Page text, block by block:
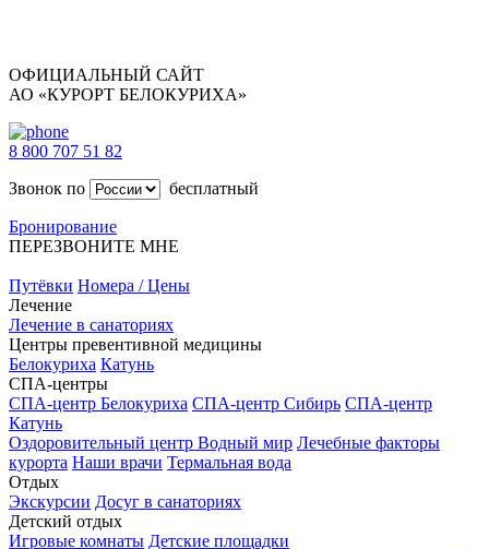
ОФИЦИАЛЬНЫЙ САЙТ
АО «КУРОРТ БЕЛОКУРИХА»
8 800 707 51 82
Звонок по
бесплатный
Бронирование
ПЕРЕЗВОНИТЕ МНЕ
Путёвки Номера / Цены
Лечение
Лечение в санаториях
Центры превентивной медицины
Белокуриха Катунь
СПА-центры
СПА-центр Белокуриха СПА-центр Сибирь СПА-центр
Катунь
Оздоровительный центр Водный мир Лечебные факторы
курорта Наши врачи Термальная вода
Отдых
Экскурсии Досуг в санаториях
Детский отдых
Игровые комнаты Детские площадки